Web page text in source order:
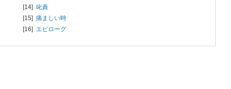
[14] 叱責
[15] 痛ましい時
[16] エピローグ